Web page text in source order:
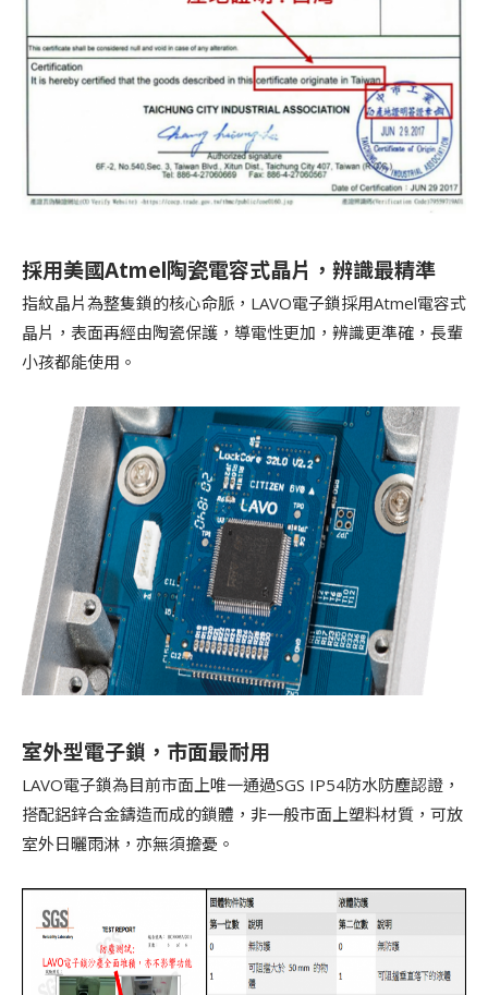
採用美國Atmel陶瓷電容式晶片，辨識最精準
指紋晶片為整隻鎖的核心命脈，LAVO電子鎖採用Atmel電容式
晶片，表面再經由陶瓷保護，導電性更加，辨識更準確，長輩
小孩都能使用。
室外型電子鎖，市面最耐用
LAVO電子鎖為目前市面上唯一通過SGS IP54防水防塵認證，
搭配鋁鋅合金鑄造而成的鎖體，非一般市面上塑料材質，可放
室外日曬雨淋，亦無須擔憂。